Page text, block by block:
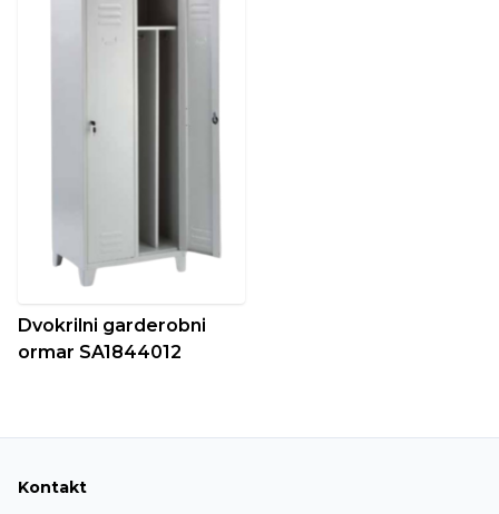
Dvokrilni garderobni
ormar SA1844012
Kontakt